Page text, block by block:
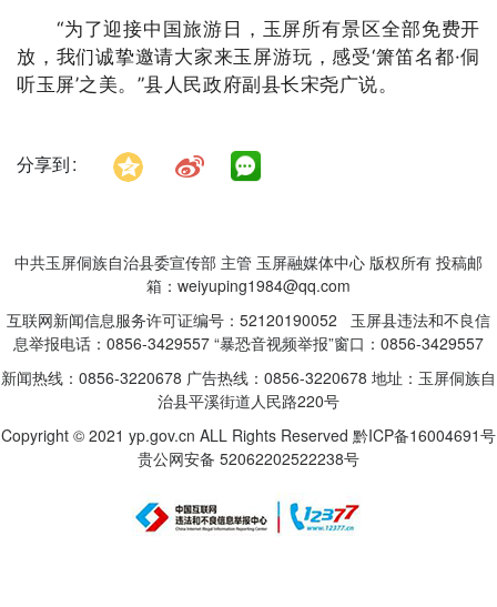
“为了迎接中国旅游日，玉屏所有景区全部免费开
放，我们诚挚邀请大家来玉屏游玩，感受‘箫笛名都·侗
听玉屏’之美。”县人民政府副县长宋尧广说。
分享到
中共玉屏侗族自治县委宣传部 主管 玉屏融媒体中心 版权所有 投稿邮
箱：weiyuping1984@qq.com
互联网新闻信息服务许可证编号：52120190052 玉屏县违法和不良信
息举报电话：0856-3429557 “暴恐音视频举报”窗口：0856-3429557
新闻热线：0856-3220678 广告热线：0856-3220678 地址：玉屏侗族自
治县平溪街道人民路220号
Copyright © 2021 yp.gov.cn ALL Rights Reserved 黔ICP备16004691号
贵公网安备 52062202522238号